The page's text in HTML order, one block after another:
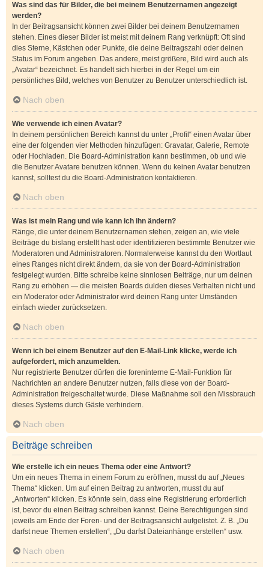
Was sind das für Bilder, die bei meinem Benutzernamen angezeigt
werden?
In der Beitragsansicht können zwei Bilder bei deinem Benutzernamen
stehen. Eines dieser Bilder ist meist mit deinem Rang verknüpft: Oft sind
dies Sterne, Kästchen oder Punkte, die deine Beitragszahl oder deinen
Status im Forum angeben. Das andere, meist größere, Bild wird auch als
„Avatar“ bezeichnet. Es handelt sich hierbei in der Regel um ein
persönliches Bild, welches von Benutzer zu Benutzer unterschiedlich ist.
Nach oben
Wie verwende ich einen Avatar?
In deinem persönlichen Bereich kannst du unter „Profil“ einen Avatar über
eine der folgenden vier Methoden hinzufügen: Gravatar, Galerie, Remote
oder Hochladen. Die Board-Administration kann bestimmen, ob und wie
die Benutzer Avatare benutzen können. Wenn du keinen Avatar benutzen
kannst, solltest du die Board-Administration kontaktieren.
Nach oben
Was ist mein Rang und wie kann ich ihn ändern?
Ränge, die unter deinem Benutzernamen stehen, zeigen an, wie viele
Beiträge du bislang erstellt hast oder identifizieren bestimmte Benutzer wie
Moderatoren und Administratoren. Normalerweise kannst du den Wortlaut
eines Ranges nicht direkt ändern, da sie von der Board-Administration
festgelegt wurden. Bitte schreibe keine sinnlosen Beiträge, nur um deinen
Rang zu erhöhen — die meisten Boards dulden dieses Verhalten nicht und
ein Moderator oder Administrator wird deinen Rang unter Umständen
einfach wieder zurücksetzen.
Nach oben
Wenn ich bei einem Benutzer auf den E-Mail-Link klicke, werde ich
aufgefordert, mich anzumelden.
Nur registrierte Benutzer dürfen die foreninterne E-Mail-Funktion für
Nachrichten an andere Benutzer nutzen, falls diese von der Board-
Administration freigeschaltet wurde. Diese Maßnahme soll den Missbrauch
dieses Systems durch Gäste verhindern.
Nach oben
Beiträge schreiben
Wie erstelle ich ein neues Thema oder eine Antwort?
Um ein neues Thema in einem Forum zu eröffnen, musst du auf „Neues
Thema“ klicken. Um auf einen Beitrag zu antworten, musst du auf
„Antworten“ klicken. Es könnte sein, dass eine Registrierung erforderlich
ist, bevor du einen Beitrag schreiben kannst. Deine Berechtigungen sind
jeweils am Ende der Foren- und der Beitragsansicht aufgelistet. Z. B. „Du
darfst neue Themen erstellen“, „Du darfst Dateianhänge erstellen“ usw.
Nach oben